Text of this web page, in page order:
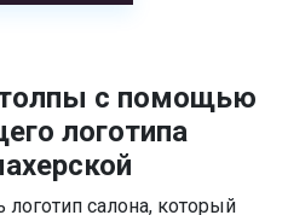
с помощью
логотипа
салона, который